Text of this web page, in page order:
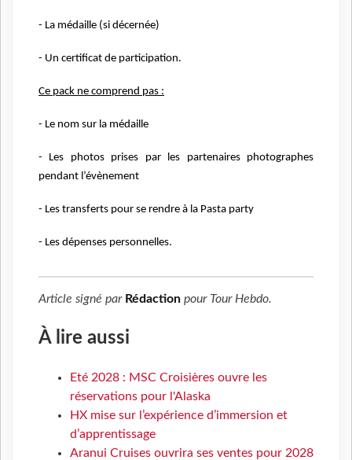
- La médaille (si décernée)
- Un certificat de participation.
Ce pack ne comprend pas :
- Le nom sur la médaille
- Les photos prises par les partenaires photographes
pendant l’évènement
- Les transferts pour se rendre à la Pasta party
- Les dépenses personnelles.
Article signé par Rédaction pour Tour Hebdo.
À lire aussi
Eté 2028 : MSC Croisières ouvre les
réservations pour l'Alaska
HX mise sur l’expérience d’immersion et
d’apprentissage
Aranui Cruises ouvrira ses ventes pour 2028